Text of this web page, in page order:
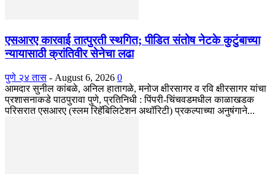
एसआरए कारवाई तात्पुरती स्थगित; पीडित संतोष नेटके कुटुंबाच्या
न्यायासाठी क्रांतिवीर सेनेचा लढा
पुणे २४ तास - August 6, 2026 0
आमदार सुनील कांबळे, अनिल हातागळे, मनोज क्षीरसागर व रवि क्षीरसागर यांचा
प्रशासनाकडे पाठपुरावा पुणे, प्रतिनिधी : पिंपरी-चिंचवडमधील काळाखडक
परिसरात एसआरए (स्लम रिहॅबिलिटेशन अथॉरिटी) प्रकल्पाच्या अनुषंगाने...